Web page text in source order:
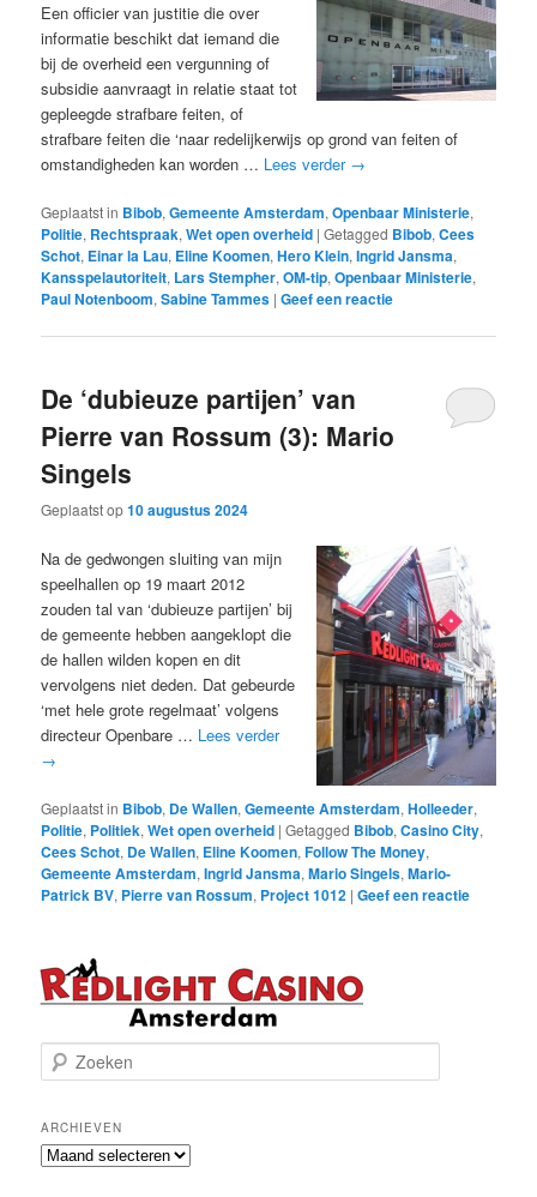
Een officier van justitie die over
informatie beschikt dat iemand die
bij de overheid een vergunning of
subsidie aanvraagt in relatie staat tot
gepleegde strafbare feiten, of
strafbare feiten die ‘naar redelijkerwijs op grond van feiten of
omstandigheden kan worden … Lees verder →
Geplaatst in Bibob,Gemeente Amsterdam,Openbaar Ministerie,
Politie, Rechtspraak,Wet open overheid |Getagged Bibob,Cees
Schot, Einar la Lau, Eline Koomen,Hero Klein,Ingrid Jansma,
Kansspelautoriteit, Lars Stempher,OM-tip,Openbaar Ministerie,
Paul Notenboom,Sabine Tammes |Geef een reactie
De ‘dubieuze partijen’ van
Pierre van Rossum (3): Mario
Singels
Geplaatst op10 augustus 2024
Na de gedwongen sluiting van mijn
speelhallen op 19 maart 2012
zouden tal van ‘dubieuze partijen’ bij
de gemeente hebben aangeklopt die
de hallen wilden kopen en dit
vervolgens niet deden. Dat gebeurde
‘met hele grote regelmaat’ volgens
directeur Openbare … Lees verder
→
Geplaatst in Bibob, De Wallen,Gemeente Amsterdam,Holleeder,
Politie, Politiek,Wet open overheid |Getagged Bibob,Casino City,
Cees Schot, De Wallen, Eline Koomen,Follow The Money,
Gemeente Amsterdam,Ingrid Jansma,Mario Singels,Mario-
Patrick BV, Pierre van Rossum, Project 1012 |Geef een reactie
o
k
e
n
ARCHIEVEN
Archieven